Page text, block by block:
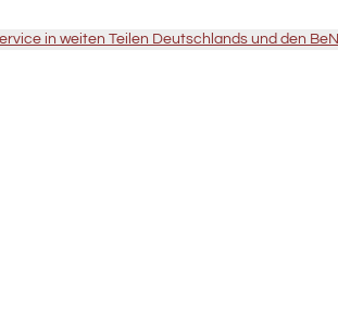
in weiten Teilen Deutschlands und den